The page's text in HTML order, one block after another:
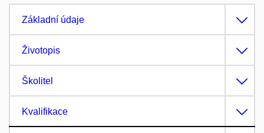
Základní údaje
Životopis
Školitel
Kvalifikace